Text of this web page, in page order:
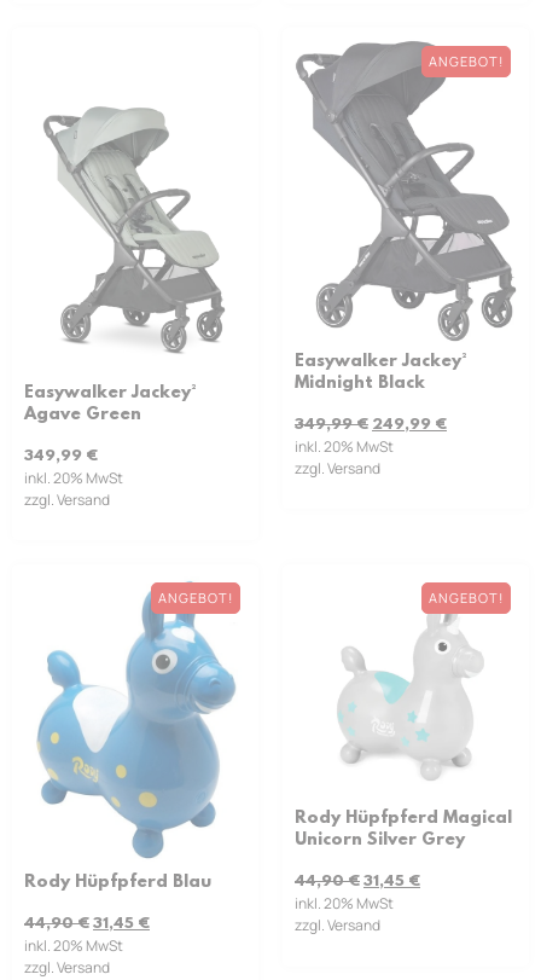
Easywalker Jackey²
Agave Green
349,99 €
inkl. 20% MwSt
zzgl. Versand
ANGEBOT!
Easywalker Jackey²
Midnight Black
349,99€ 249,99 €
inkl. 20% MwSt
zzgl. Versand
ANGEBOT!
Rody Hüpfpferd Blau
44,90€ 31,45 €
inkl. 20% MwSt
zzgl. Versand
ANGEBOT!
Rody Hüpfpferd Magical
Unicorn Silver Grey
44,90€ 31,45 €
inkl. 20% MwSt
zzgl. Versand